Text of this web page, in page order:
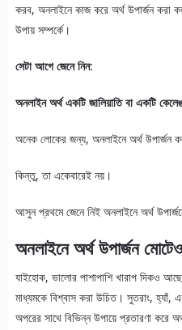
করব, অনলাইনে কাজ করে অর্থ উপার্জন করা
উপায় সম্পর্কে।
সেটা আগে জেনে নিন:
অনলাইন অর্থ একটি জালিয়াতি বা একটি
অনেক লোকের জন্য, অনলাইনে অর্থ উপার্জন
কিন্তু, তা একেবারেই নয়।
আসুন প্রথমে জেনে নিই অনলাইনে অর্থ
অনলাইনে অর্থ উপার্জন
যাইহোক, ভালোর পাশাপাশি খারাপ দিকও
মাধ্যমকে বিশ্বাস করা উচিত। সুতরাং,
অপরের সাথে বিভিন্ন উপায়ে প্রতারণা করে